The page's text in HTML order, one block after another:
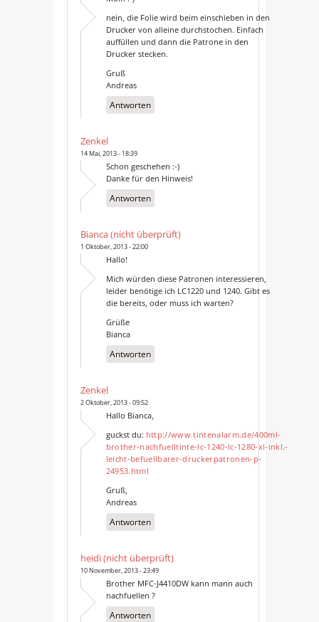
nein, die Folie wird beim einschieben in den
Drucker von alleine durchstochen. Einfach
auffüllen und dann die Patrone in den
Drucker stecken.
Gruß
Andreas
Antworten
Zenkel
14 Mai, 2013 - 18:39
Schon geschehen :-)
Danke für den Hinweis!
Antworten
Bianca (nicht überprüft)
1 Oktober, 2013 - 22:00
Hallo!
Mich würden diese Patronen interessieren,
leider benötige ich LC1220 und 1240. Gibt es
die bereits, oder muss ich warten?
Grüße
Bianca
Antworten
Zenkel
2 Oktober, 2013 - 09:52
Hallo Bianca,
guckst du: http://www.tintenalarm.de/400ml-
brother-nachfuelltinte-lc-1240-lc-1280-xl-inkl.-
leicht-befuellbarer-druckerpatronen-p-
24953.html
Gruß,
Andreas
Antworten
heidi (nicht überprüft)
10 November, 2013 - 23:49
Brother MFC-J4410DW kann mann auch
nachfuellen ?
Antworten